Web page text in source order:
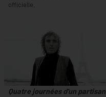
officielle.
Quatre journées d'un partisan